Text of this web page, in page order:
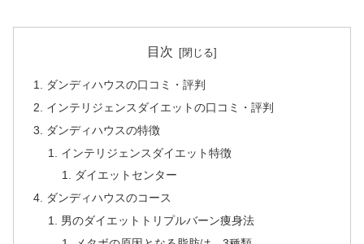
目次
ダンディハウスの口コミ・評判
インテリジェンスダイエットの口コミ・評判
ダンディハウスの特徴
インテリジェンスダイエット特徴
ダイエットセンター
ダンディハウスのコース
男のダイエットトリプルバーン痩身法